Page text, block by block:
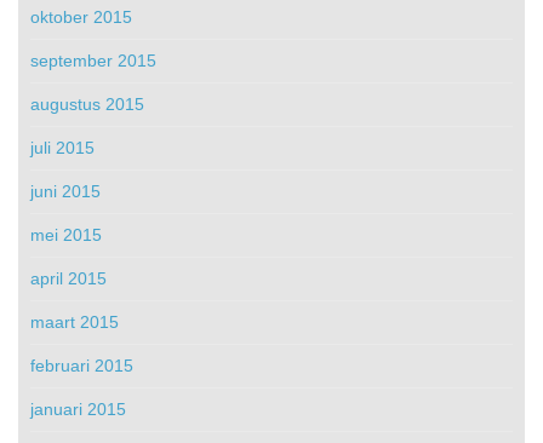
oktober 2015
september 2015
augustus 2015
juli 2015
juni 2015
mei 2015
april 2015
maart 2015
februari 2015
januari 2015